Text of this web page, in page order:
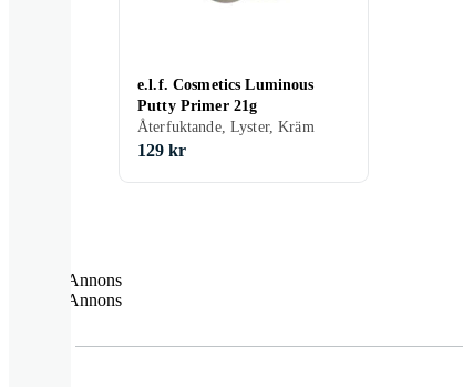
e.l.f. Cosmetics Luminous
Putty Primer 21g
Återfuktande, Lyster, Kräm
129 kr
Annons
Annons